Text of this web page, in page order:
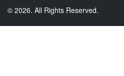
© 2026. All Rights Reserved.